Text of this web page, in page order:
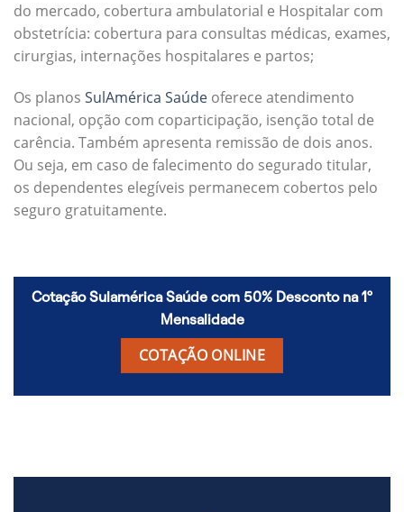
do mercado, cobertura ambulatorial e Hospitalar com
obstetrícia: cobertura para consultas médicas, exames,
cirurgias, internações hospitalares e partos;
Os planos SulAmérica Saúde oferece atendimento
nacional, opção com coparticipação, isenção total de
carência. Também apresenta remissão de dois anos.
Ou seja, em caso de falecimento do segurado titular,
os dependentes elegíveis permanecem cobertos pelo
seguro gratuitamente.
Cotação Sulamérica Saúde com 50% Desconto na 1º
Mensalidade
COTAÇÃO ONLINE